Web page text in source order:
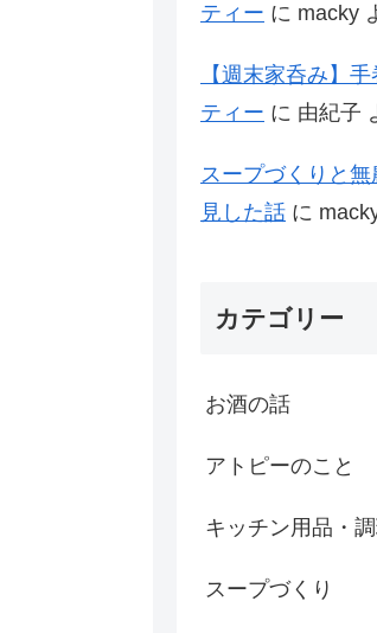
ティー に macky
【週末家呑み】
ティー に 由紀子
スープづくりと
見した話 に
カテゴリー
お酒の話
アトピーのこと
キッチン用品・
スープづくり